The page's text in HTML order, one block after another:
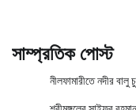
সাম্প্রতিক পোস্ট
নীলফামারীতে নদীর বালু